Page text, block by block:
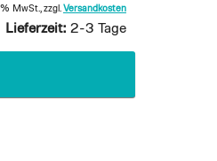
MwSt. zzgl. Versandkosten
Lieferzeit: 2-3 Tage